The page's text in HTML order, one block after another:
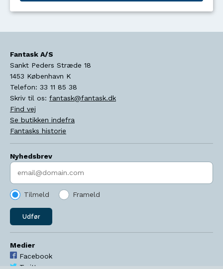
Fantask A/S
Sankt Peders Stræde 18
1453 København K
Telefon: 33 11 85 38
Skriv til os: fantask@fantask.dk
Find vej
Se butikken indefra
Fantasks historie
Nyhedsbrev
Indtast søgeord
Tilmeld Frameld
Udfør
Medier
Facebook
Twitter